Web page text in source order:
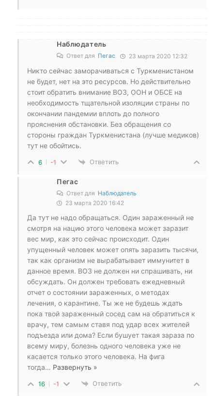
Наблюдатель
Ответ для Пегас 23 марта 2020 12:32
Никто сейчас заморачиваться с Туркменистаном
не будет, нет на это ресурсов. Но действительно
стоит обратить внимание ВОЗ, ООН и ОБСЕ на
необходимость тщательной изоляции страны по
окончании пандемии вплоть до полного
прояснения обстановки. Без обращения со
стороны граждан Туркменистана (лучше медиков)
тут не обойтись.
6 -1 Ответить
Пегас
Ответ для Наблюдатель
23 марта 2020 16:42
Да тут не надо обращаться. Один зараженный не
смотря на нацию этого человека может заразит
вес мир, как это сейчас происходит. Один
упущенный человек может опять заразить тысячи,
так как организм не вырабатывает иммунитет в
данное время. ВОЗ не должен ни спрашивать, ни
обсуждать. Он должен требовать ежедневный
отчет о состоянии зараженных, о методах
лечения, о карантине. Ты же не будешь ждать
пока твой зараженный сосед сам на обратиться к
врачу, тем самым ставя под удар всех жителей
подъезда или дома? Если бушует такая зараза по
всему миру, болезнь одного человека уже не
касается только этого человека. На фига
тогда… Развернуть »
16 -1 Ответить